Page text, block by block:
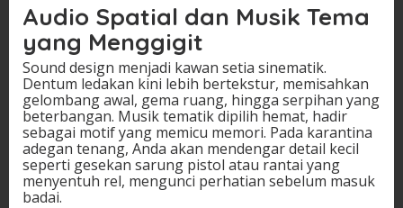
Audio Spatial dan Musik Tema
yang Menggigit
Sound design menjadi kawan setia sinematik.
Dentum ledakan kini lebih bertekstur, memisahkan
gelombang awal, gema ruang, hingga serpihan yang
beterbangan. Musik tematik dipilih hemat, hadir
sebagai motif yang memicu memori. Pada karantina
adegan tenang, Anda akan mendengar detail kecil
seperti gesekan sarung pistol atau rantai yang
menyentuh rel, mengunci perhatian sebelum masuk
badai.